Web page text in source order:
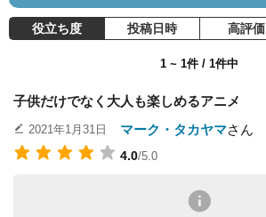
フ
役：アンディの母
役：軍曹
Jack Angel
役立ち度 投稿日時 高評価
1 ~ 1件 / 1件中
子供だけでなく大人も楽しめるアニメ
2021年1月31日 マーク・タカヤマさん
4.0/5.0